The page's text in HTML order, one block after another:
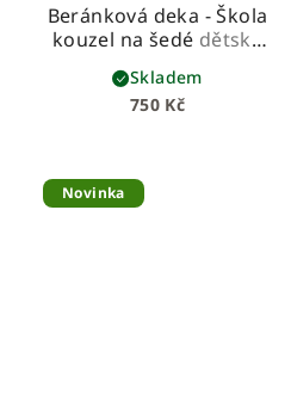
Beránková deka - Škola
kouzel na šedé dětská
beránková deka z
prémiové bavlny a
hebkého beránka
750 Kč
Skladem
Novinka